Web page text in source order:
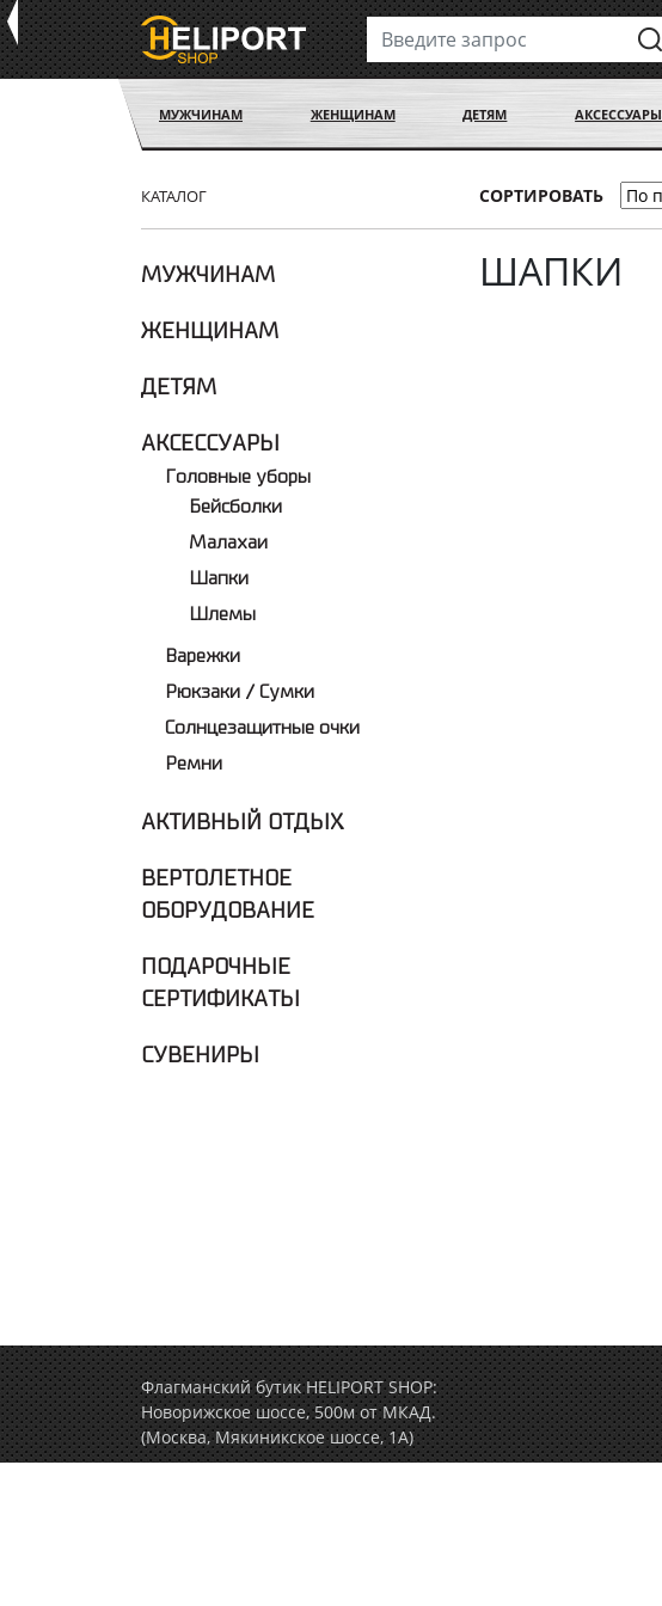
МУЖЧИНАМ ЖЕНЩИНАМ ДЕТЯМ АКСЕССУАРЫ
КАТАЛОГ СОРТИРОВАТЬ
МУЖЧИНАМ
ЖЕНЩИНАМ
ДЕТЯМ
АКСЕССУАРЫ
Головные уборы
Бейсболки
Малахаи
Шапки
Шлемы
Варежки
Рюкзаки / Сумки
Солнцезащитные очки
Ремни
АКТИВНЫЙ ОТДЫХ
ВЕРТОЛЕТНОЕ
ОБОРУДОВАНИЕ
ПОДАРОЧНЫЕ
СЕРТИФИКАТЫ
СУВЕНИРЫ
ШАПКИ
Флагманский бутик HELIPORT SHOP:
Новорижское шоссе, 500м от МКАД.
(Москва, Мякиникское шоссе, 1А)